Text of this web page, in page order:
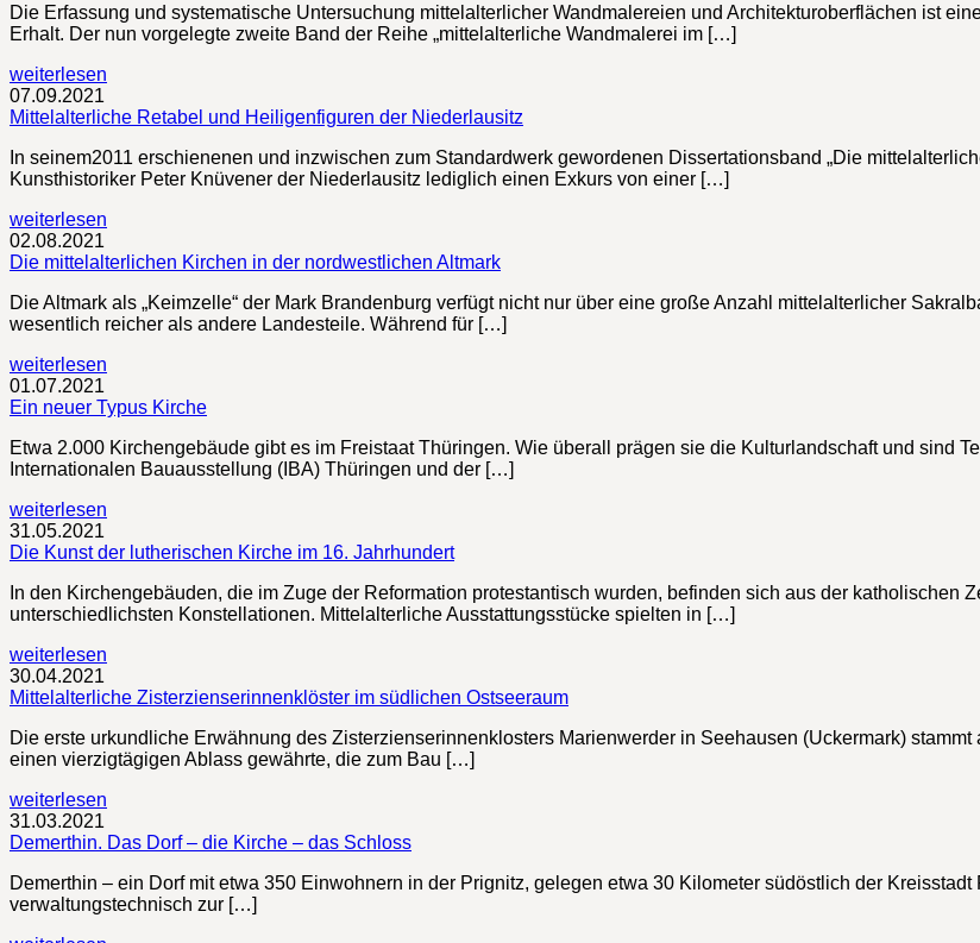
Die Erfassung und systematische Untersuchung mittelalterlicher Wandmalereien und Architekturoberflächen ist
Erhalt. Der nun vorgelegte zweite Band der Reihe „mittelalterliche Wandmalerei im […]
weiterlesen
07.09.2021
Mittelalterliche Retabel und Heiligenfiguren der Niederlausitz
In seinem2011 erschienenen und inzwischen zum Standardwerk gewordenen Dissertationsband „Die
Kunsthistoriker Peter Knüvener der Niederlausitz lediglich einen Exkurs von einer […]
weiterlesen
02.08.2021
Die mittelalterlichen Kirchen in der nordwestlichen Altmark
Die Altmark als „Keimzelle“ der Mark Brandenburg verfügt nicht nur über eine große Anzahl mittelalterlicher
wesentlich reicher als andere Landesteile. Während für […]
weiterlesen
01.07.2021
Ein neuer Typus Kirche
Etwa 2.000 Kirchengebäude gibt es im Freistaat Thüringen. Wie überall prägen sie die Kulturlandschaft und sind
Internationalen Bauausstellung (IBA) Thüringen und der […]
weiterlesen
31.05.2021
Die Kunst der lutherischen Kirche im 16. Jahrhundert
In den Kirchengebäuden, die im Zuge der Reformation protestantisch wurden, befinden sich aus der katholischen
unterschiedlichsten Konstellationen. Mittelalterliche Ausstattungsstücke spielten in […]
weiterlesen
30.04.2021
Mittelalterliche Zisterzienserinnenklöster im südlichen Ostseeraum
Die erste urkundliche Erwähnung des Zisterzienserinnenklosters Marienwerder in Seehausen (Uckermark)
einen vierzigtägigen Ablass gewährte, die zum Bau […]
weiterlesen
31.03.2021
Demerthin. Das Dorf – die Kirche – das Schloss
Demerthin – ein Dorf mit etwa 350 Einwohnern in der Prignitz, gelegen etwa 30 Kilometer südöstlich der
verwaltungstechnisch zur […]